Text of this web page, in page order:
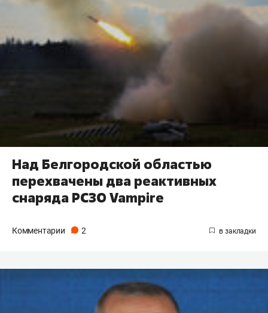
Над Белгородской областью
перехвачены два реактивных
снаряда РСЗО Vampire
Комментарии 2